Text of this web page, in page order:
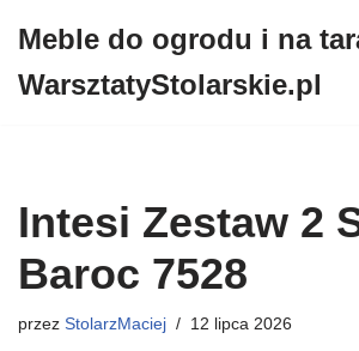
do
Meble do ogrodu i na
WarsztatyStolarskie.pl
Intesi Zestaw 2
Baroc 7528
przez StolarzMaciej 12 lipca 2026